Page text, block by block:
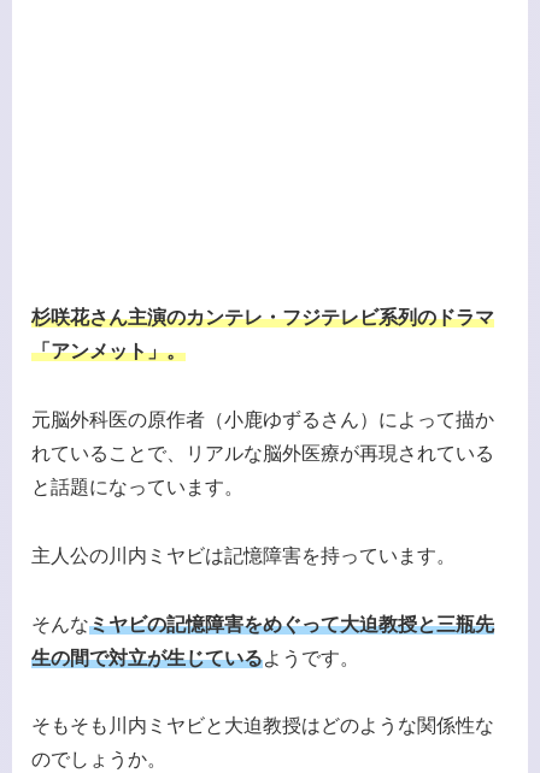
杉咲花さん主演のカンテレ・フジテレビ系列のドラマ
「アンメット」。
元脳外科医の原作者（小鹿ゆずるさん）によって描か
れていることで、リアルな脳外医療が再現されている
と話題になっています。
主人公の川内ミヤビは記憶障害を持っています。
そんなミヤビの記憶障害をめぐって大迫教授と三瓶先
生の間で対立が生じているようです。
そもそも川内ミヤビと大迫教授はどのような関係性な
のでしょうか。